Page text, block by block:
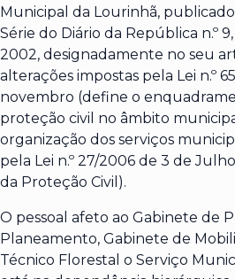
Municipal da Lourinhã, publicado
Série do Diário da República n.º
2002, designadamente no seu
alterações impostas pela Lei n.º
novembro (define o
proteção civil no âmbito
organização dos serviços
pela Lei n.º 27/2006 de 3 de
da Proteção Civil).
O pessoal afeto ao Gabinete de
Planeamento, Gabinete de
Técnico Florestal o Serviço